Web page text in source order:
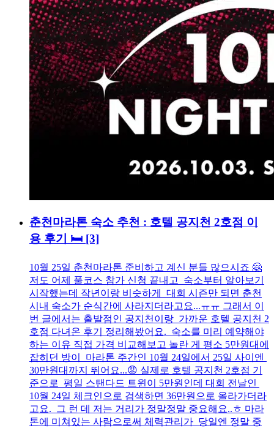
춘천마라톤 숙소 추천 : 호텔 공지천 2호점 이
용 후기 🛏 [3]
10월 25일 춘천마라톤 준비하고 계신 분들 많으시죠 🤗
저도 어제 풀코스 참가 신청 끝내고 숙소부터 알아보기
시작했는데 작년이랑 비슷하게 대회 시즌만 되면 춘천
시내 숙소가 순식간에 사라지더라고요...ㅠㅠ 그래서 이
번 글에서는 출발점인 공지천이랑 가까운 호텔 공지천 2
호점 다녀온 후기 정리해봤어요. 숙소를 미리 예약해야
하는 이유 직접 가격 비교해보고 놀란 게 평소 5만원대에
잡히던 방이 마라톤 주간인 10월 24일에서 25일 사이엔
30만원대까지 뛰어요...😡 실제로 호텔 공지천 2호점 기
준으로 평일 스탠다드 트윈이 5만원인데 대회 전날인
10월 24일 체크인으로 검색하면 36만원으로 올라가더라
고요. 그 런 데 저는 거리가 정말정말 중요해요..ㅎ 마라
톤에 미쳐있는 사람으로써 체력관리가 당일엔 정말 중